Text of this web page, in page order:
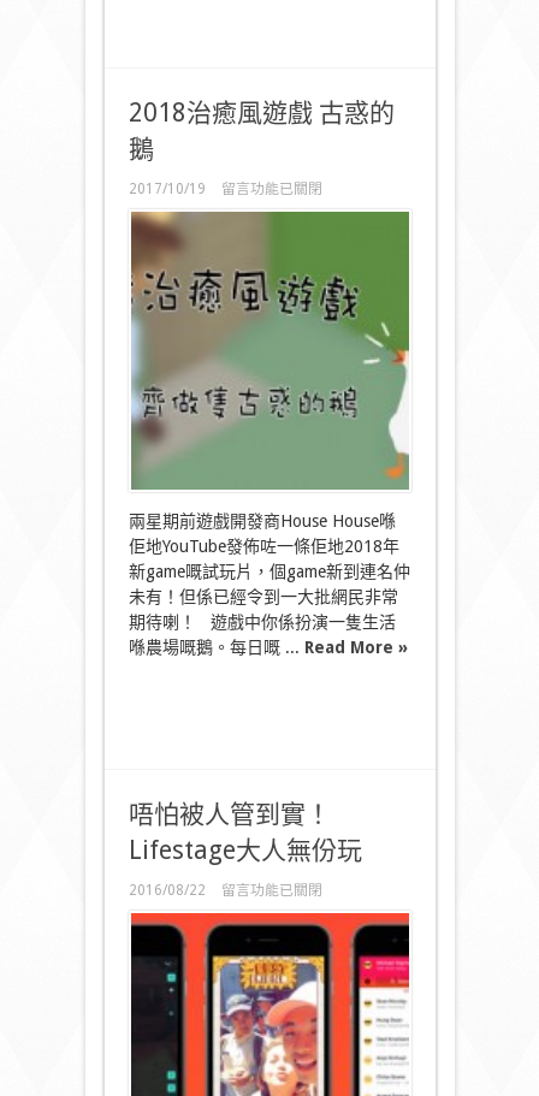
2018治癒風遊戲 古惑的
鵝
2017/10/19
在
〈2018
風
遊
戲 古
鵝〉
中
留言功能已關閉
兩星期前遊戲開發商House House喺
佢地YouTube發佈咗一條佢地2018年
新game嘅試玩片，個game新到連名仲
未有！但係已經令到一大批網民非常
期待喇！ 遊戲中你係扮演一隻生活
喺農場嘅鵝。每日嘅 ... Read More »
唔怕被人管到實！
Lifestage大人無份玩
2016/08/22
在
〈唔
怕
人
管
到
實！
Lifestage
大
人
留言功能已關閉